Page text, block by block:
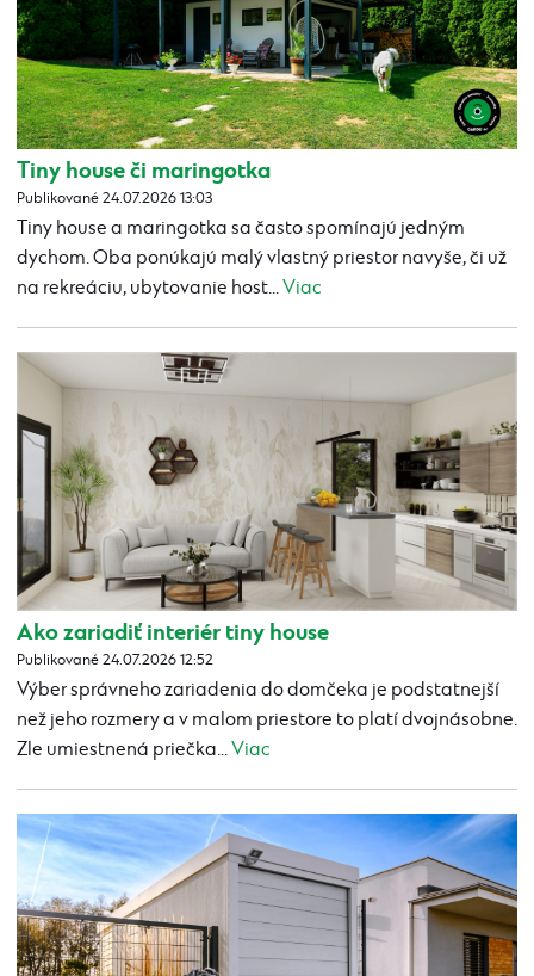
Tiny house či maringotka
Publikované 24.07.2026 13:03
Tiny house a maringotka sa často spomínajú jedným
dychom. Oba ponúkajú malý vlastný priestor navyše, či už
na rekreáciu, ubytovanie host...Viac
Ako zariadiť interiér tiny house
Publikované 24.07.2026 12:52
Výber správneho zariadenia do domčeka je podstatnejší
než jeho rozmery a v malom priestore to platí dvojnásobne.
Zle umiestnená priečka...Viac